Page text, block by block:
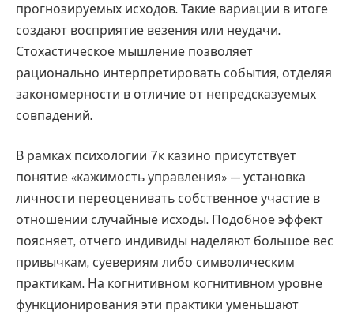
прогнозируемых исходов. Такие вариации в итоге
создают восприятие везения или неудачи.
Стохастическое мышление позволяет
рационально интерпретировать события, отделяя
закономерности в отличие от непредсказуемых
совпадений.
В рамках психологии 7к казино присутствует
понятие «кажимость управления» — установка
личности переоценивать собственное участие в
отношении случайные исходы. Подобное эффект
поясняет, отчего индивиды наделяют большое вес
привычкам, суевериям либо символическим
практикам. На когнитивном когнитивном уровне
функционирования эти практики уменьшают